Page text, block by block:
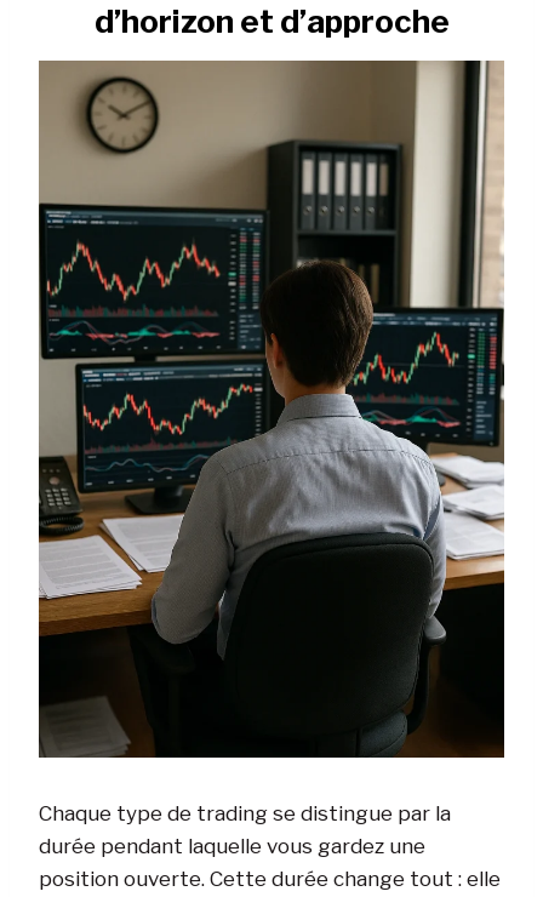
d’horizon et d’approche
Chaque type de trading se distingue par la
durée pendant laquelle vous gardez une
position ouverte. Cette durée change tout : elle